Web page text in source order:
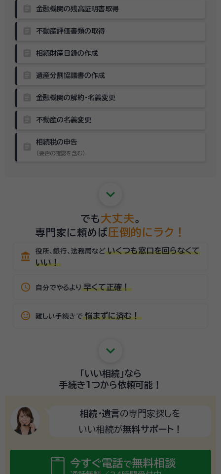
金融機関の残高証明書取得
不動産評価書類の取得
相続財産目録の作成
遺産分割協議書の作成
金融機関の解約・名義変更
不動産の名義変更
相続税の申告
（要否の確認を含む）
keyboard_arrow_down
でも 大丈夫。
専門家に頼めば圧倒的にラク！
account_balance 役所、銀行、法務局など いくつも窓口を回らなくて
いい！
schedule 自分でやるより 早くて正確！
sentiment_satisfied_alt 難しい手続きで 悩まずに済む！
keyboard_arrow_down
「いい相続」なら
手続き1つから依頼可能！
相続・遺言の専門家探しを
いい相続が無料サポート！
今すぐ電話で無料相談